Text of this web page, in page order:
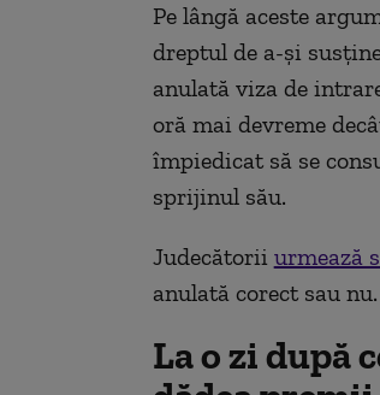
Pe lângă aceste
dreptul de a-și
anulată viza de
oră mai devreme
împiedicat să se
sprijinul său.
Judecătorii urmează
anulată corect sau nu.
La o zi după